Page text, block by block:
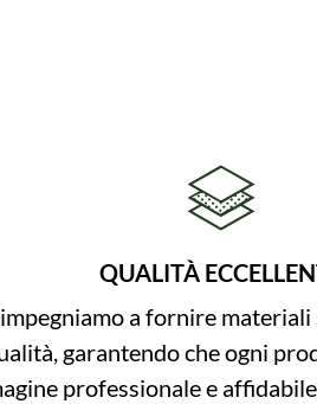
QUALITÀ
a fornire
garantendo che ogni
professionale e